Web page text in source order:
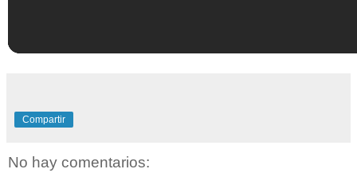
Compartir
No hay comentarios: